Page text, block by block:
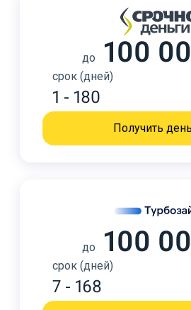
до 100
срок (дней)
1 - 180
Получить
до 100
срок (дней)
7 - 168